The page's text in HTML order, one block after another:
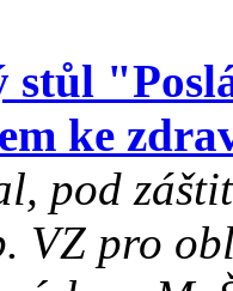
ke
pod
VZ pro